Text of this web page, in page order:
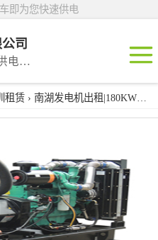
即为您快速供电
司
满足噪声低、油耗小且能快速供电的租赁产品
租赁 › 南湖发电机出租|180KW发电机租赁